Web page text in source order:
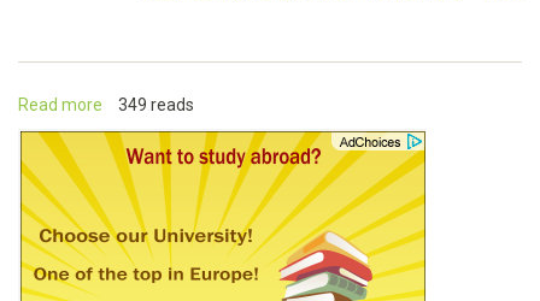
Read more about
abiraterona
500 mg
inhibidor
de
la
CYP17
349 reads